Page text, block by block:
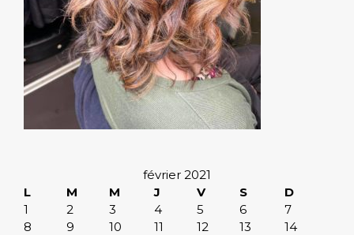
février 2021
L
M M J V S
D
1
2 3 4 5 6
7
8
9 10 11 12 13
14